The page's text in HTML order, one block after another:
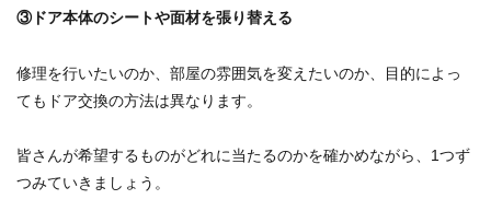
③ドア本体のシートや面材を張り替える
修理を行いたいのか、部屋の雰囲気を変えたいのか、目的によっ
てもドア交換の方法は異なります。
皆さんが希望するものがどれに当たるのかを確かめながら、1つず
つみていきましょう。